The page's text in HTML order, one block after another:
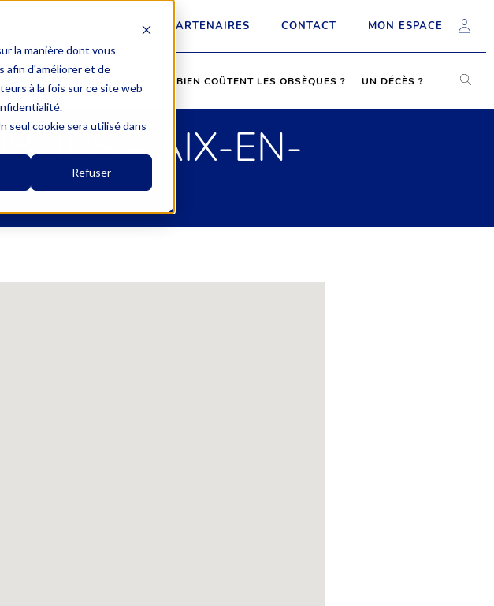
la manière dont vous
afin d'améliorer et de
à la fois sur ce site web
seul cookie sera utilisé dans
Refuser
PARTENAIRES CONTACT MON ESPACE
COMBIEN COÛTENT LES OBSÈQUES ? UN DÉCÈS ?
– AIX-EN-